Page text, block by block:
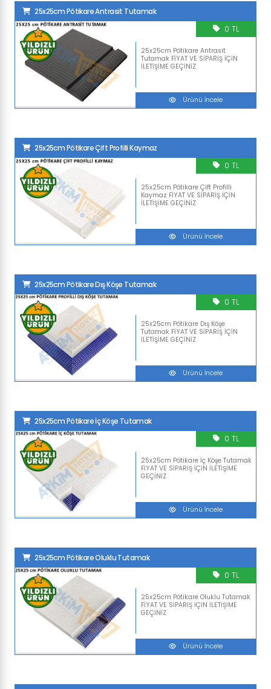
25x25cm Pötikare Antrasit Tutamak
25x25cm Pötikare Antrasit
Tutamak FİYAT VE SİPARİŞ İÇİN
İLETİŞİME GEÇİNİZ
0 TL
Ürünü İncele
25x25cm Pötikare Çift Profilli Kaymaz
25x25cm Pötikare Çift Profilli
Kaymaz FİYAT VE SİPARİŞ İÇİN
İLETİŞİME GEÇİNİZ
0 TL
Ürünü İncele
25x25cm Pötikare Dış Köşe Tutamak
25x25cm Pötikare Dış Köşe
Tutamak FİYAT VE SİPARİŞ İÇİN
İLETİŞİME GEÇİNİZ
0 TL
Ürünü İncele
25x25cm Pötikare İç Köşe Tutamak
25x25cm Pötikare İç Köşe Tutamak
FİYAT VE SİPARİŞ İÇİN İLETİŞİME
GEÇİNİZ
0 TL
Ürünü İncele
25x25cm Pötikare Oluklu Tutamak
25x25cm Pötikare Oluklu Tutamak
FİYAT VE SİPARİŞ İÇİN İLETİŞİME
GEÇİNİZ
0 TL
Ürünü İncele